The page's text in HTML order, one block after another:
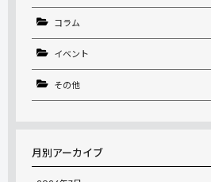
コラム
イベント
その他
月別アーカイブ